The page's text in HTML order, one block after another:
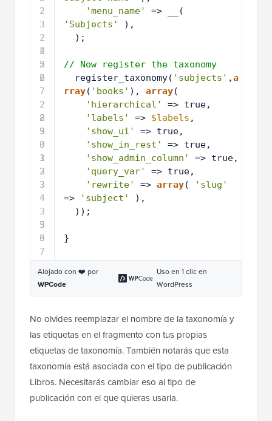
2
3
2
4
2
5
2
6
2
7
2
8
2
9
3
0
3
1
3
2
3
3
3
4
3
5
3
6
3
7
'menu_name'
'Subjects'
),
);
// Now register the taxonomy
register_taxonomy( 'subjects' ,a
rray( 'books' ), array(
'hierarchical'
=> true,
'labels'
=> $labels ,
'show_ui'
=> true,
'show_in_rest'
=> true,
'show_admin_column'
=> true,
'query_var'
=> true,
'rewrite'
=> array(
'slug'
=>
'subject'
),
));
}
Alojado con ❤️ por
WPCode
Uso en 1 clic en
WordPress
No olvides reemplazar el nombre de la taxonomía y
las etiquetas en el fragmento con tus propias
etiquetas de taxonomía. También notarás que esta
taxonomía está asociada con el tipo de publicación
Libros. Necesitarás cambiar eso al tipo de
publicación con el que quieras usarla.